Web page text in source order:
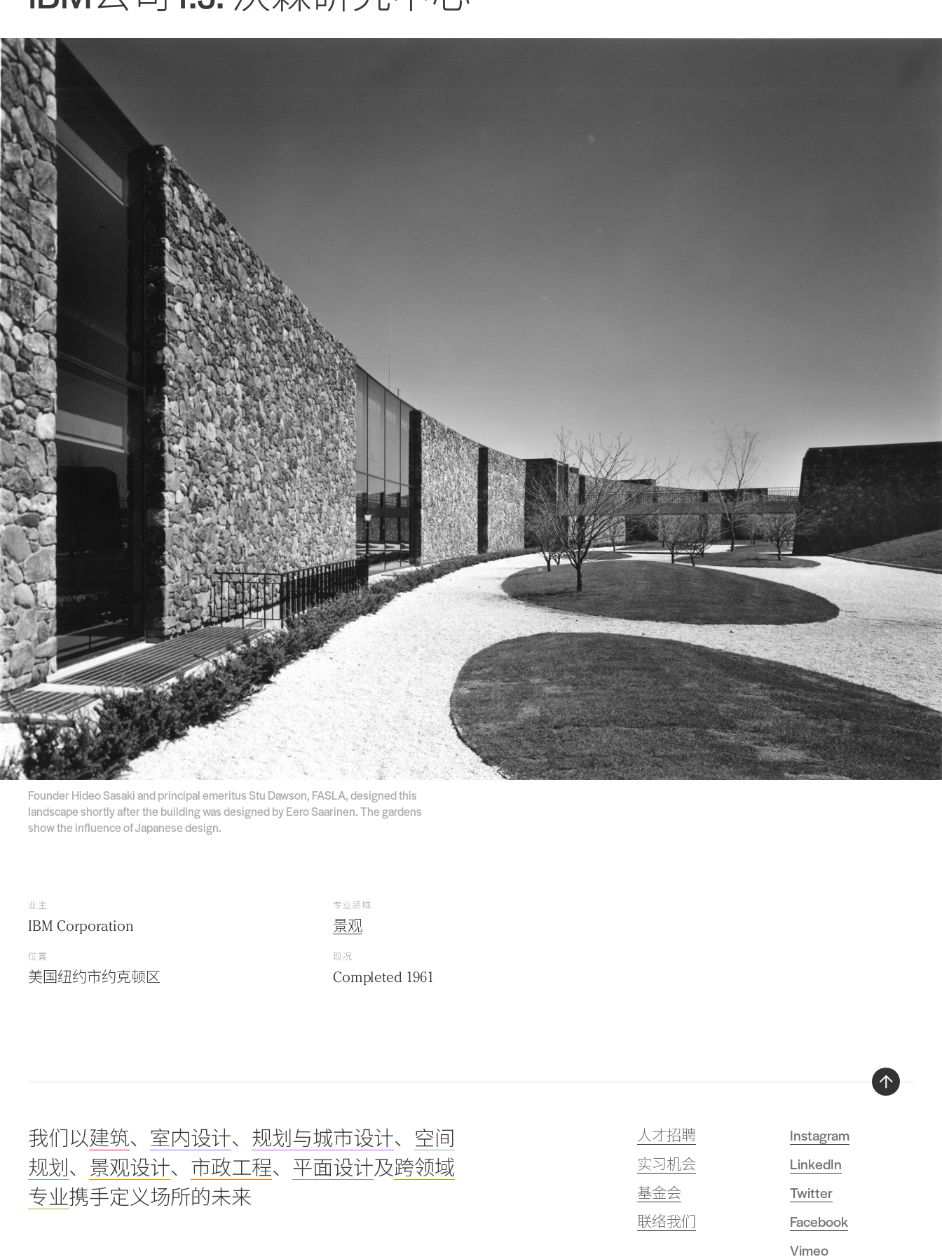
Founder Hideo Sasaki and principal emeritus Stu Dawson, FASLA, designed this
landscape shortly after the building was designed by Eero Saarinen. The gardens
show the influence of Japanese design.
业主
IBM Corporation
位置
美国纽约市约克顿区
专业领域
景观
现况
Completed 1961
我们以建筑、 室内设计、 规划与城市设计、 空间
规划 、 景观设计、 市政工程、 平面设计及跨领域
专业携手定义场所的未来
人才招聘
实习机会
基金会
联络我们
Instagram
LinkedIn
Twitter
Facebook
Vimeo
Practice
Projects
People
Voices
Search Sasaki